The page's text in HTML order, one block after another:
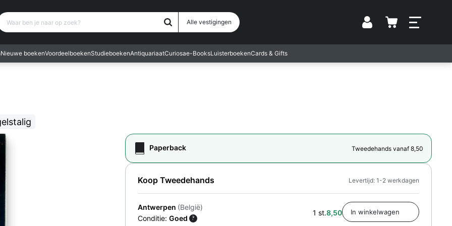
Alle vestigingen Vestiging
ben je naar op zoek?
Nieuwe boekenVoordeelboekenStudieboekenAntiquariaatCuriosae-BooksLuisterboekenCards & Gifts
Paperback Tweedehands vanaf 8,50
Koop Tweedehands
Antwerpen (België)
Conditie: Goed ?
1 st.8,50
Levertijd: 1-2 werkdagen